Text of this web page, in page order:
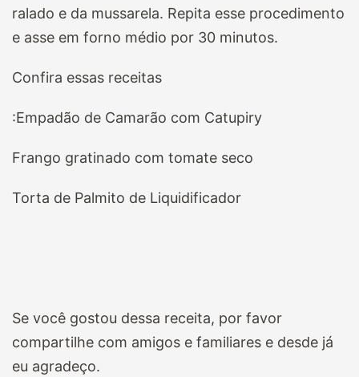
ralado e da mussarela. Repita esse procedimento
e asse em forno médio por 30 minutos.
Confira essas receitas
:Empadão de Camarão com Catupiry
Frango gratinado com tomate seco
Torta de Palmito de Liquidificador
Se você gostou dessa receita, por favor
compartilhe com amigos e familiares e desde já
eu agradeço.